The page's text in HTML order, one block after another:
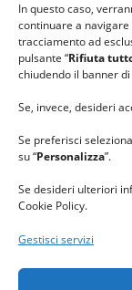
In questo caso,
continuare a
tracciamento ad
pulsante “Rifiuta
chiudendo il banner
Se, invece, desideri
Se preferisci
su “Personalizza”.
Se desideri ulteriori
Cookie Policy.
Gestisci servizi